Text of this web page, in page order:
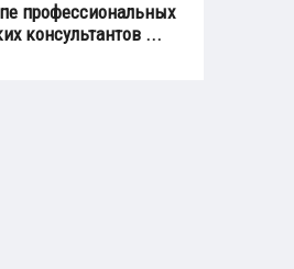
профессиональных
консультантов ...